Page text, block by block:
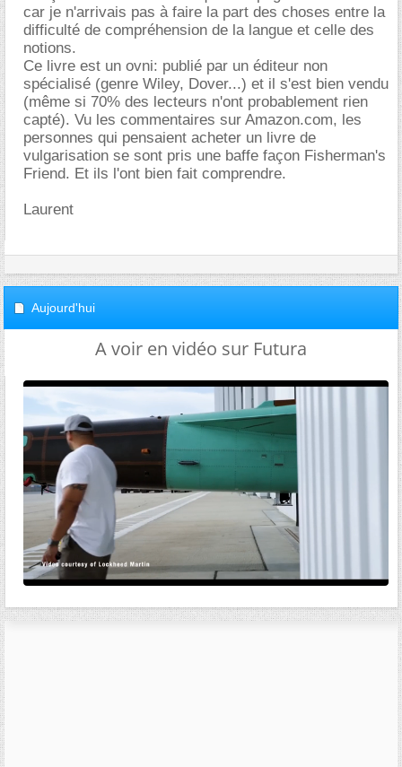
car je n'arrivais pas à faire la part des choses entre la
difficulté de compréhension de la langue et celle des
notions.
Ce livre est un ovni: publié par un éditeur non
spécialisé (genre Wiley, Dover...) et il s'est bien vendu
(même si 70% des lecteurs n'ont probablement rien
capté). Vu les commentaires sur Amazon.com, les
personnes qui pensaient acheter un livre de
vulgarisation se sont pris une baffe façon Fisherman's
Friend. Et ils l'ont bien fait comprendre.
Laurent
Aujourd'hui
A voir en vidéo sur Futura